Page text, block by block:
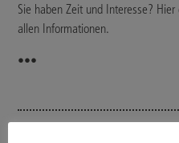
Sie haben Zeit und Interesse?
allen Informationen.
•••